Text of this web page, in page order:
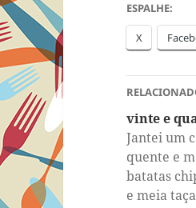
ESPALHE:
X
vinte e
Jantei um
quente e
batatas
e meia